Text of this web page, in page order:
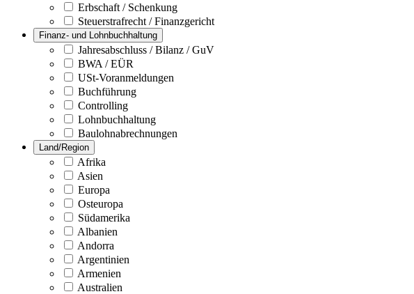
Erbschaft / Schenkung
Steuerstrafrecht / Finanzgericht
Finanz- und Lohnbuchhaltung
Jahresabschluss / Bilanz / GuV
BWA / EÜR
USt-Voranmeldungen
Buchführung
Controlling
Lohnbuchhaltung
Baulohnabrechnungen
Land/Region
Afrika
Asien
Europa
Osteuropa
Südamerika
Albanien
Andorra
Argentinien
Armenien
Australien